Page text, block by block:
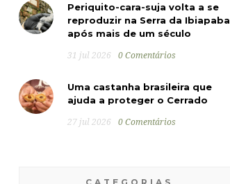
Periquito-cara-suja volta a se
reproduzir na Serra da Ibiapaba
após mais de um século
31 jul 2026 0 Comentários
Uma castanha brasileira que
ajuda a proteger o Cerrado
27 jul 2026 0 Comentários
CATEGORIAS